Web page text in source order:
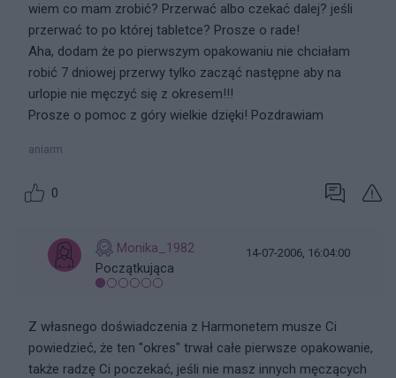
wiem co mam zrobić? Przerwać albo czekać dalej? jeśli
przerwać to po której tabletce? Prosze o rade!
Aha, dodam że po pierwszym opakowaniu nie chciałam
robić 7 dniowej przerwy tylko zacząć następne aby na
urlopie nie męczyć się z okresem!!!
Prosze o pomoc z góry wielkie dzięki! Pozdrawiam
aniarm
0
Monika_1982
Początkująca
14-07-2006, 16:04:00
Z własnego doświadczenia z Harmonetem musze Ci
powiedzieć, że ten "okres" trwał całe pierwsze opakowanie,
także radzę Ci poczekać, jeśli nie masz innych męczących